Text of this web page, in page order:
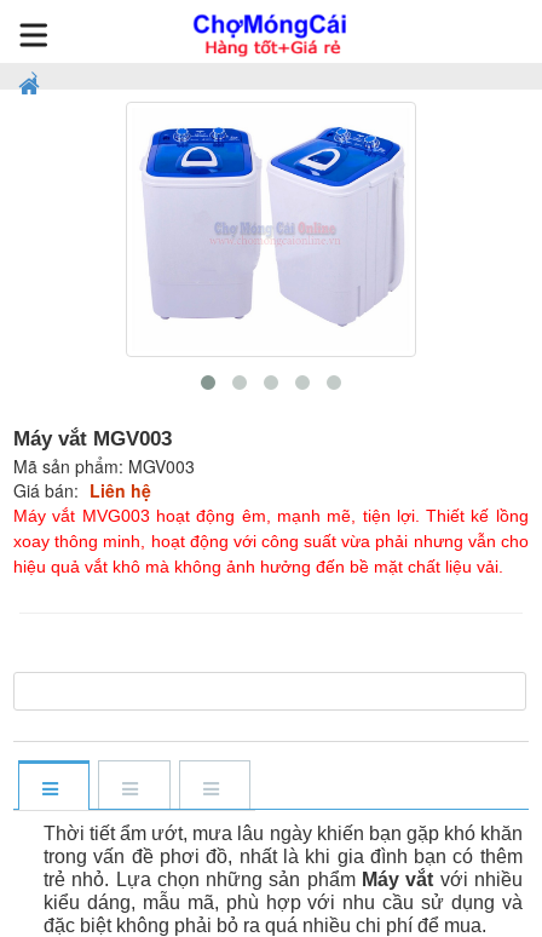
Máy vắt MGV003
Mã sản phẩm: MGV003
Giá bán: Liên hệ
Máy vắt MVG003 hoạt động êm, mạnh mẽ, tiện lợi. Thiết kế lồng
xoay thông minh, hoạt động với công suất vừa phải nhưng vẫn cho
hiệu quả vắt khô mà không ảnh hưởng đến bề mặt chất liệu vải.
Thời tiết ẩm ướt, mưa lâu ngày khiến bạn gặp khó khăn
trong vấn đề phơi đồ, nhất là khi gia đình bạn có thêm
trẻ nhỏ. Lựa chọn những sản phẩm Máy vắt với nhiều
kiểu dáng, mẫu mã, phù hợp với nhu cầu sử dụng và
đặc biệt không phải bỏ ra quá nhiều chi phí để mua.